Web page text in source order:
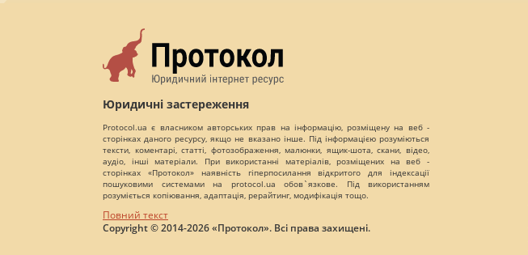
Юридичні застереження
Protocol.ua є власником авторських прав на інформацію, розміщену на веб -
сторінках даного ресурсу, якщо не вказано інше. Під інформацією розуміються
тексти, коментарі, статті, фотозображення, малюнки, ящик-шота, скани, відео,
аудіо, інші матеріали. При використанні матеріалів, розміщених на веб -
сторінках «Протокол» наявність гіперпосилання відкритого для індексації
пошуковими системами на protocol.ua обов`язкове. Під використанням
розуміється копіювання, адаптація, рерайтинг, модифікація тощо.
Повний текст
Copyright © 2014-2026 «Протокол». Всі права захищені.